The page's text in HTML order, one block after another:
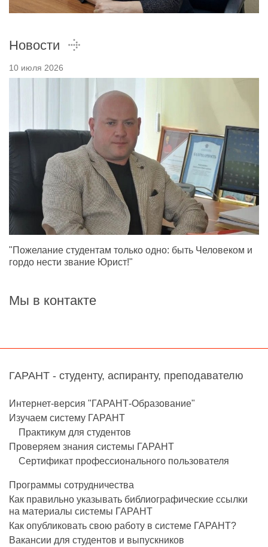
Новости
10 июля 2026
"Пожелание студентам только одно: быть Человеком и
гордо нести звание Юрист!"
Мы в контакте
ГАРАНТ - студенту, аспиранту, преподавателю
Интернет-версия "ГАРАНТ-Образование"
Изучаем систему ГАРАНТ
Практикум для студентов
Проверяем знания системы ГАРАНТ
Сертификат профессионального пользователя
Программы сотрудничества
Как правильно указывать библиографические ссылки
на материалы системы ГАРАНТ
Как опубликовать свою работу в системе ГАРАНТ?
Вакансии для студентов и выпускников